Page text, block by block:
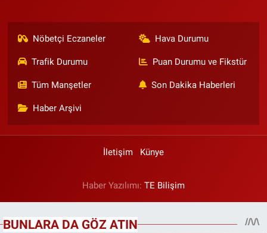
Nöbetçi Eczaneler Hava Durumu
Trafik Durumu Puan Durumu ve Fikstür
Tüm Manşetler Son Dakika Haberleri
Haber Arşivi
İletişim Künye
Haber Yazılımı: TE Bilişim